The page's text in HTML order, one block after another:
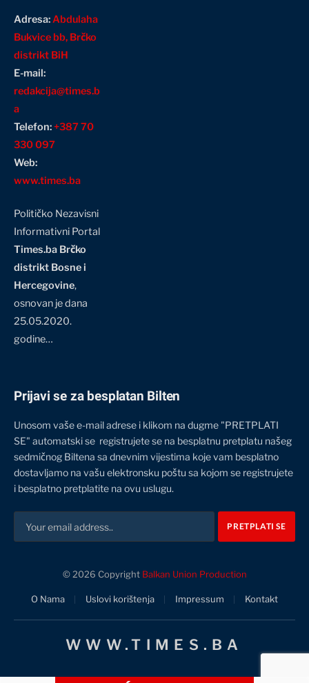
Adresa:Abdulaha
Bukvice bb, Brčko
distrikt BiH
E-mail:
redakcija@times.b
a
Telefon:+387 70
330 097
Web:
www.times.ba
Političko Nezavisni
Informativni Portal
Times.ba Brčko
distrikt Bosne i
Hercegovine,
osnovan je dana
25.05.2020.
godine…
Prijavi se za besplatan Bilten
Unosom vaše e-mail adrese i klikom na dugme "PRETPLATI
SE" automatski se registrujete se na besplatnu pretplatu našeg
sedmičnog Biltena sa dnevnim vijestima koje vam besplatno
dostavljamo na vašu elektronsku poštu sa kojom se registrujete
i besplatno pretplatite na ovu uslugu.
© 2026 Copyright Balkan Union Production
O Nama Uslovi korištenja Impressum Kontakt
WWW.TIMES.BA